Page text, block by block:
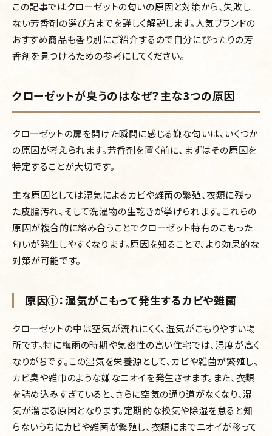
この記事ではクローゼットの匂いの原因と対策から、失敗し
ない芳香剤の選び方までを詳しく解説します。人気ブランドの
おすすめ商品も香り別にご紹介するので自分にぴったりの芳
香剤を見つけるための参考にしてください。
クローゼットが臭うのはなぜ？主な3つの原因
クローゼットの扉を開けた瞬間に感じる嫌な匂いは、いくつか
の原因が考えられます。芳香剤を置く前に、まずはその原因を
特定することが大切です。
主な原因としては湿気によるカビや雑菌の繁殖、衣類に残っ
た皮脂汚れ、そして洗濯物の生乾きが挙げられます。これらの
原因が複合的に絡み合うことでクローゼット特有のこもった
匂いが発生しやすくなります。原因を知ることで、より効果的な
対策が可能です。
原因①：湿気がこもって発生するカビや雑菌
クローゼットの中は空気が流れにくく、湿気がこもりやすい場
所です。特に梅雨の時期や気密性の高い住宅では、湿度が高く
なりがちです。この湿気を栄養源として、カビや雑菌が繁殖し、
カビ臭や雑巾のような嫌なニオイを発生させます。また、衣類
を詰め込みすぎていると、さらに空気の通り道がなくなり、湿
気が溜まる原因となります。定期的な換気や除湿を怠ると知
らないうちにカビや雑菌が繁殖し、衣類にまでニオイが移って